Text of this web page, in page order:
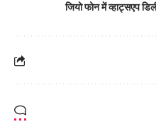
जियो फोन में व्हाट्सएप